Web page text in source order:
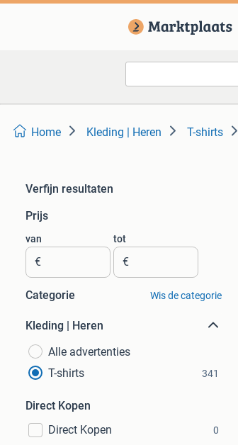
Home Kleding | Heren T-shirts
Verfijn resultaten
Prijs
van
€
tot
€
Categorie Wis de categorie
Kleding | Heren
Alle advertenties
T-shirts
341
Direct Kopen
Direct Kopen
0